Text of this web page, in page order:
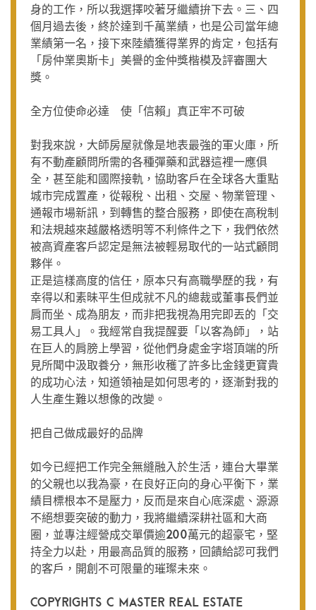
身的工作，所以我選擇咬著牙繼續拚下去。三、四
個月過去後，終於達到千萬業績，也是公司當年總
業績第一名，接下來陸續獲得業界的肯定，包括有
「房仲業奧斯卡」美譽的金仲獎楷模及評審團大
獎。
全方位使命必達 使「信賴」真正牢不可破
對我來說，大師房屋就像是地表最強的軍火庫，所
有不動產顧問所需的各種彈藥和武器這裡一應俱
全，甚至能和國際接軌，協助客戶在全球各大重點
城市完成置產，從報稅、出租、交屋、物業管理、
通報市場新訊，到轉售的整合服務，即使在高稅制
和法規越來越嚴格透明等不利條件之下，我們依然
被高資產客戶認定是無法被輕易取代的一站式顧問
夥伴。
正是這樣高度的信任，原本只有高職學歷的我，有
幸得以和素昧平生但成就不凡的總裁或董事長們並
肩而坐、成為朋友，而非把我視為用完即丟的「交
易工具人」。我經常自我提醒要「以客為師」，站
在巨人的肩膀上學習，從他們身處金字塔頂端的所
見所聞中汲取養分，無形收穫了許多比金錢更寶貴
的成功心法，知道領袖是如何思考的，逐漸對我的
人生產生難以想像的改變。
把自己做成最好的品牌
如今已經把工作完全無縫融入於生活，連台大畢業
的父親也以我為豪，在良好正向的身心平衡下，業
績目標根本不是壓力，反而是來自心底深處、源源
不絕想要突破的動力，我將繼續深耕社區和大商
圈，並專注經營成交單價逾200萬元的超豪宅，堅
持全力以赴，用最高品質的服務，回饋給認可我們
的客戶，開創不可限量的璀璨未來。
Copyrights c Master Real Estate